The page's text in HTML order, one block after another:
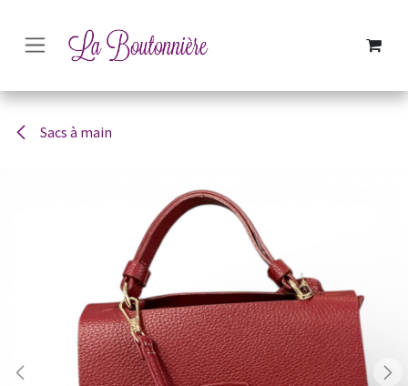
Sacs à main